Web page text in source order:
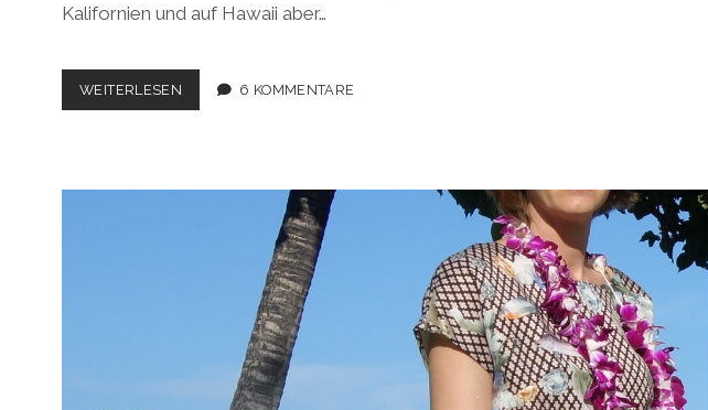
Kalifornien und auf Hawaii aber…
WEITERLESEN MEINE
TOP
6 KOMMENTARE